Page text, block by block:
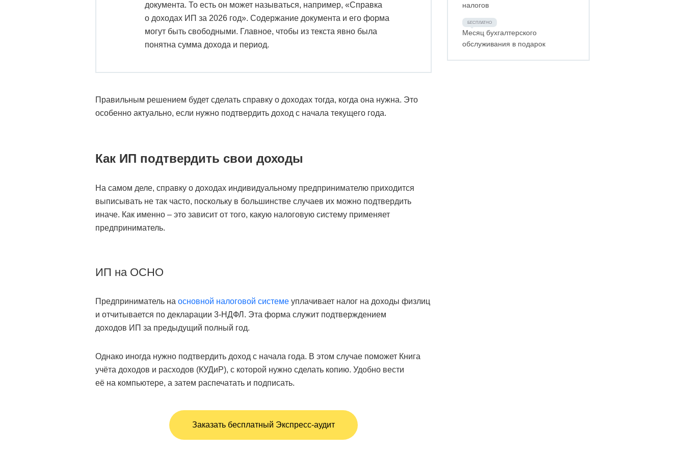
документа. То есть он может называться, например, «Справка
о доходах ИП за 2026 год». Содержание документа и его форма
могут быть свободными. Главное, чтобы из текста явно была
понятна сумма дохода и период.
Правильным решением будет сделать справку о доходах тогда, когда она нужна. Это
особенно актуально, если нужно подтвердить доход с начала текущего года.
Как ИП подтвердить свои доходы
На самом деле, справку о доходах индивидуальному предпринимателю приходится
выписывать не так часто, поскольку в большинстве случаев их можно подтвердить
иначе. Как именно – это зависит от того, какую налоговую систему применяет
предприниматель.
ИП на ОСНО
Предприниматель на основной налоговой системе уплачивает налог на доходы физлиц
и отчитывается по декларации 3-НДФЛ. Эта форма служит подтверждением
доходов ИП за предыдущий полный год.
Однако иногда нужно подтвердить доход с начала года. В этом случае поможет Книга
учёта доходов и расходов (КУДиР), с которой нужно сделать копию. Удобно вести
её на компьютере, а затем распечатать и подписать.
Заказать бесплатный Экспресс-аудит
налогов
Месяц бухгалтерского
обслуживания в подарок